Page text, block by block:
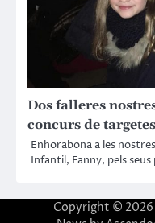
Dos falleres
concurs de
Enhorabona a les
Infantil, Fanny, pels
Copyright © 2026